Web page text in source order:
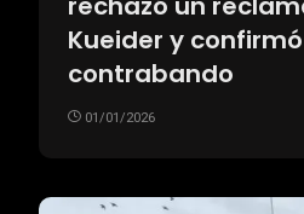
Kueider y
contrabando
01/01/2026